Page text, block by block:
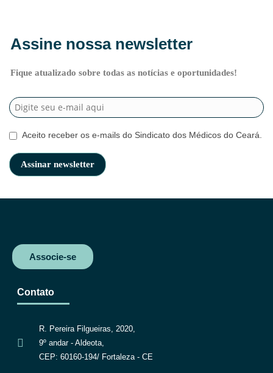
Assine nossa newsletter
Fique atualizado sobre todas as notícias e oportunidades!
Aceito receber os e-mails do Sindicato dos Médicos do Ceará.
Associe-se
Contato
R. Pereira Filgueiras, 2020,
9º andar - Aldeota,
CEP: 60160-194/ Fortaleza - CE